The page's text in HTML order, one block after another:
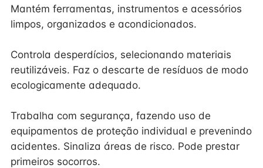
Mantém ferramentas, instrumentos e acessórios
limpos, organizados e acondicionados.
Controla desperdícios, selecionando materiais
reutilizáveis. Faz o descarte de resíduos de modo
ecologicamente adequado.
Trabalha com segurança, fazendo uso de
equipamentos de proteção individual e prevenindo
acidentes. Sinaliza áreas de risco. Pode prestar
primeiros socorros.